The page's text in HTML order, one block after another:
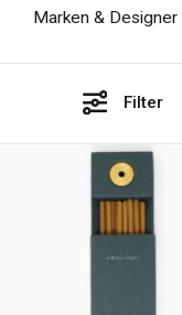
Marken & Designer
Filter